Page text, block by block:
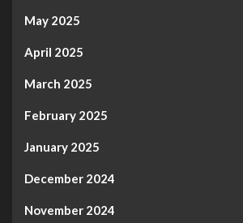
May 2025
April 2025
March 2025
February 2025
January 2025
December 2024
November 2024